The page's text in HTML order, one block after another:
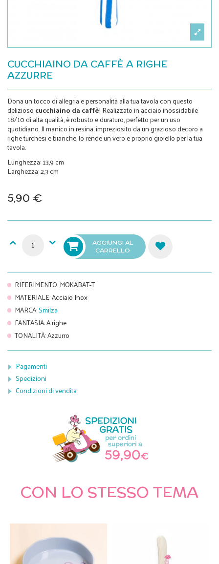
CUCCHIAINO DA CAFFÈ A RIGHE
AZZURRE
Dona un tocco di allegria e personalità alla tua tavola con questo
delizioso cucchiaino da caffè! Realizzato in acciaio inossidabile
18/10 di alta qualità, è robusto e duraturo, perfetto per un uso
quotidiano. Il manico in resina, impreziosito da un grazioso decoro a
righe turchesi e bianche, lo rende un vero e proprio gioiello per la tua
tavola.
Lunghezza: 13,9 cm
Larghezza: 2,3 cm
5,90 €
AGGIUNGI AL
CARRELLO
RIFERIMENTO:MOKABAT-T
MATERIALE:Acciaio Inox
MARCA:Smilza
FANTASIA:A righe
TONALITÀ:Azzurro
Pagamenti
Spedizioni
Condizioni di vendita
CON LO STESSO TEMA